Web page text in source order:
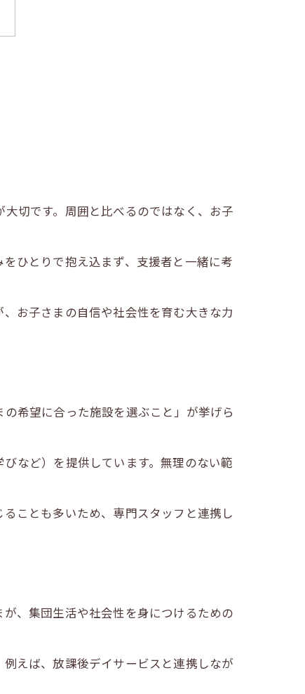
切です。周囲と比べるのではなく、お子
ひとりで抱え込まず、支援者と一緒に考
お子さまの自信や社会性を育む大きな力
希望に合った施設を選ぶこと」が挙げら
など）を提供しています。無理のない範
ことも多いため、専門スタッフと連携し
、集団生活や社会性を身につけるための
えば、放課後デイサービスと連携しなが